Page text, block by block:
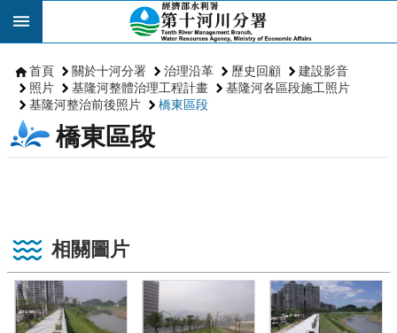
跳到主要內容區塊
首頁 關於十河分署 治理沿革 歷史回顧
建設影音
照片
基隆河整體治理工程計畫
基隆河各區段施工照片
基隆河整治前後照片
橋東區段
橋東區段
相關圖片